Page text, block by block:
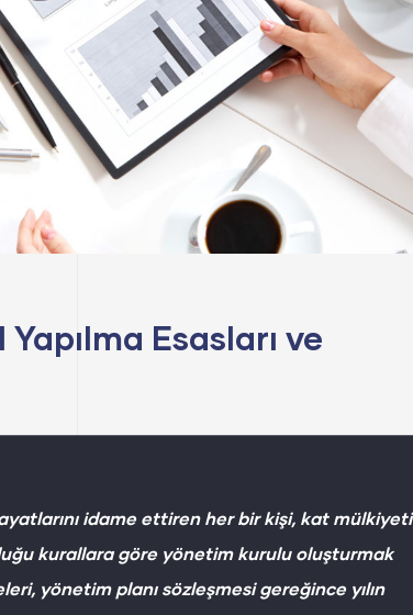
Esasları ve
idame ettiren her bir kişi, kat mülkiyeti
kurallara göre yönetim kurulu oluşturmak
yönetim planı sözleşmesi gereğince yılın